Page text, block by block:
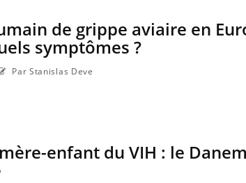
de grippe aviaire en
symptômes ?
Par Stanislas Deve
enfant du VIH : le
Mortalité infantile : un
rapport s’interroge sur son
taux élevé en France